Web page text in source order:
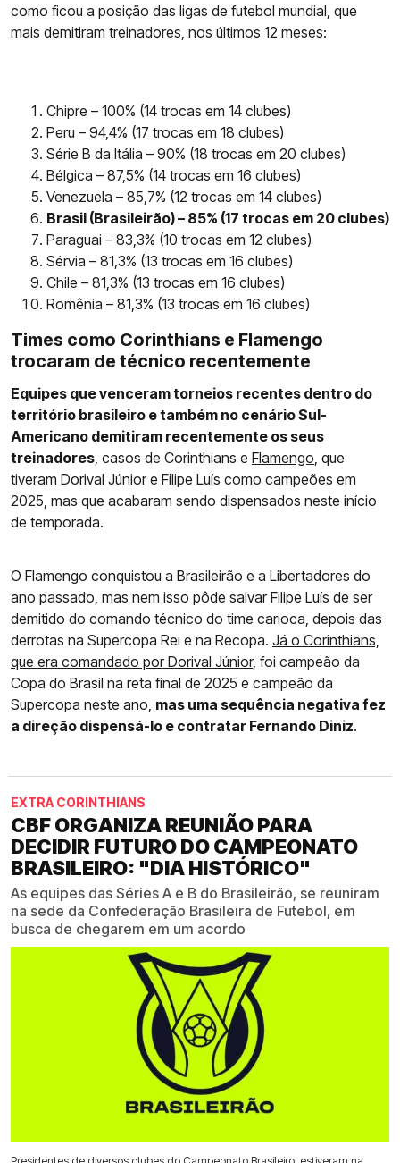
como ficou a posição das ligas de futebol mundial, que
mais demitiram treinadores, nos últimos 12 meses:
Chipre – 100% (14 trocas em 14 clubes)
Peru – 94,4% (17 trocas em 18 clubes)
Série B da Itália – 90% (18 trocas em 20 clubes)
Bélgica – 87,5% (14 trocas em 16 clubes)
Venezuela – 85,7% (12 trocas em 14 clubes)
Brasil (Brasileirão) – 85% (17 trocas em 20 clubes)
Paraguai – 83,3% (10 trocas em 12 clubes)
Sérvia – 81,3% (13 trocas em 16 clubes)
Chile – 81,3% (13 trocas em 16 clubes)
Romênia – 81,3% (13 trocas em 16 clubes)
Times como Corinthians e Flamengo
trocaram de técnico recentemente
Equipes que venceram torneios recentes dentro do
território brasileiro e também no cenário Sul-
Americano demitiram recentemente os seus
treinadores , casos de Corinthians e Flamengo , que
tiveram Dorival Júnior e Filipe Luís como campeões em
2025, mas que acabaram sendo dispensados neste início
de temporada.
O Flamengo conquistou a Brasileirão e a Libertadores do
ano passado, mas nem isso pôde salvar Filipe Luís de ser
demitido do comando técnico do time carioca, depois das
derrotas na Supercopa Rei e na Recopa. Já o Corinthians,
que era comandado por Dorival Júnior, foi campeão da
Copa do Brasil na reta final de 2025 e campeão da
Supercopa neste ano, mas uma sequência negativa fez
a direção dispensá-lo e contratar Fernando Diniz.
EXTRA CORINTHIANS
CBF ORGANIZA REUNIÃO PARA
DECIDIR FUTURO DO CAMPEONATO
BRASILEIRO: "DIA HISTÓRICO"
As equipes das Séries A e B do Brasileirão, se reuniram
na sede da Confederação Brasileira de Futebol, em
busca de chegarem em um acordo